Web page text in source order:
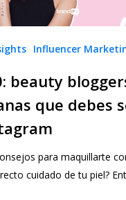
Influencer
beauty
que debes
para maquillarte
cuidado de tu piel?